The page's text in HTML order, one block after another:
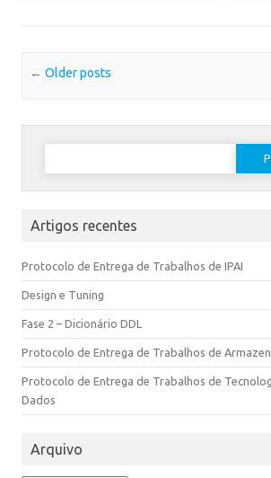
Post navigation
← Older posts
Artigos recentes
Protocolo de Entrega de Trabalhos de IPAI
Design e Tuning
Fase 2 – Dicionário DDL
Protocolo de Entrega de Trabalhos de
Protocolo de Entrega de Trabalhos de
Dados
Arquivo